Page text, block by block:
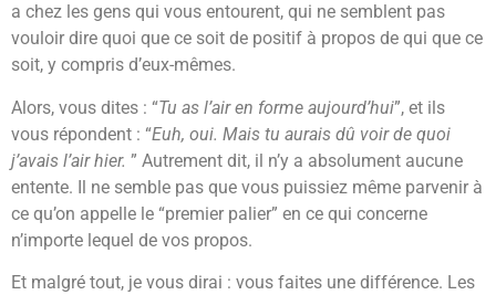
a chez les gens qui vous entourent, qui ne semblent pas
vouloir dire quoi que ce soit de positif à propos de qui que ce
soit, y compris d’eux-mêmes.
Alors, vous dites : “Tu as l’air en forme aujourd’hui”, et ils
vous répondent : “Euh, oui. Mais tu aurais dû voir de quoi
j’avais l’air hier. ” Autrement dit, il n’y a absolument aucune
entente. Il ne semble pas que vous puissiez même parvenir à
ce qu’on appelle le “premier palier” en ce qui concerne
n’importe lequel de vos propos.
Et malgré tout, je vous dirai : vous faites une différence. Les